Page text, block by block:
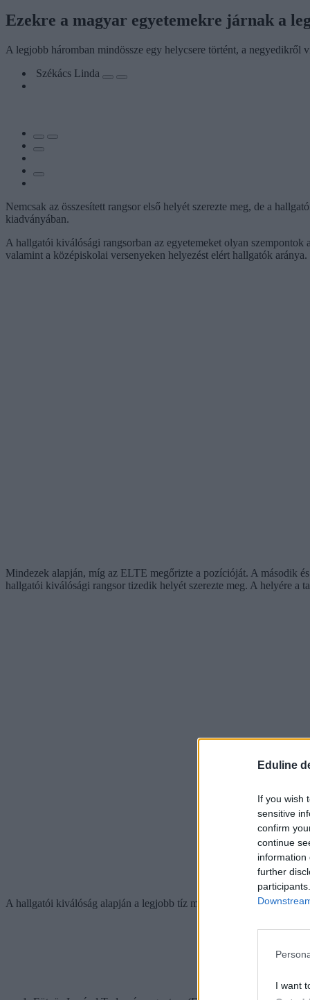
Eduline
If you wish
sensitive
confirm
continue
information
further
I want
Ezekre a magyar egyetemekre járnak a
A legjobb háromban mindössze egy helycsere történt, a
Székács Linda
Nemcsak az összesített rangsor első helyét szerezte meg, de a
kiadványában.
A hallgatói kiválósági rangsorban az egyetemeket olyan
valamint a középiskolai versenyeken helyezést elért hallgatók aránya.
Mindezek alapján, míg az ELTE megőrizte a pozícióját. A második
hallgatói kiválósági rangsor tizedik helyét szerezte meg. A helyére a
A hallgatói kiválóság alapján a legjobb tíz magyar egyetem 2024-es